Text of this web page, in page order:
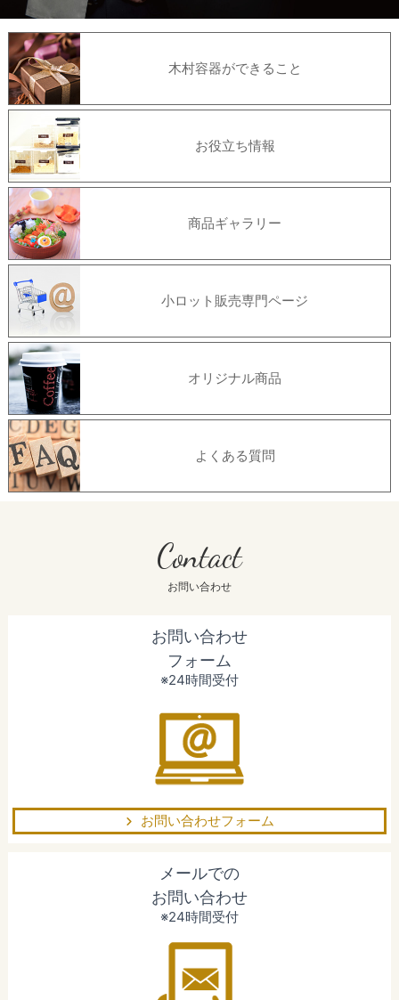
木村容器ができること
お役立ち情報
商品ギャラリー
小ロット販売専門ページ
オリジナル商品
よくある質問
Contact
お問い合わせ
お問い合わせ
フォーム
※24時間受付
お問い合わせフォーム
メールでの
お問い合わせ
※24時間受付